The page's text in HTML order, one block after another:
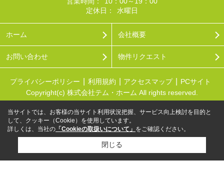
定休日：
水曜日
ホーム 会社概要
お問い合わせ 物件リクエスト
プライバシーポリシー 利用規約 アクセスマップ
PCサイト
Copyright(c) 株式会社テム・ホーム All rights reserved.
当サイトでは、お客様の当サイト利用状況把握、サービス向上検討を目的と
して、クッキー（Cookie）を使用しています。
詳しくは、当社の 「Cookieの取扱いについて」 をご確認ください。
閉じる